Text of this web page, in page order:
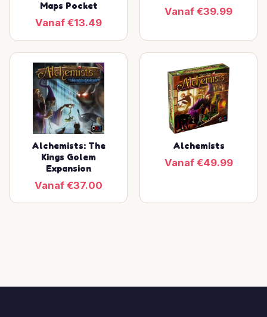
Maps Pocket
Vanaf €13.49
Vanaf €39.99
Alchemists: The
Kings Golem
Expansion
Vanaf €37.00
Alchemists
Vanaf €49.99